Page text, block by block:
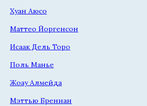
Хуан Аюсо
Маттео Йоргенсон
Исаак Дель Торо
Поль Манье
Жоау Алмейда
Мэттью Бреннан